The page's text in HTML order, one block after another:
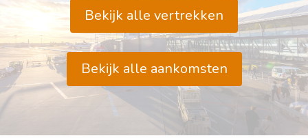
Bekijk alle vertrekken
Bekijk alle aankomsten